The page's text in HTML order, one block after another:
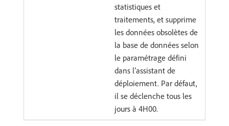
statistiques et
traitements, et supprime
les données obsolètes de
la base de données selon
le paramétrage défini
dans l’assistant de
déploiement. Par défaut,
il se déclenche tous les
jours à 4H00.